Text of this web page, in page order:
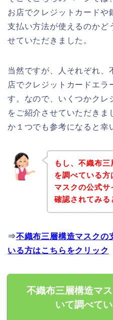
お店でクレジットカードや
支払い方法が使えるのかど
せていただきました。
当然ですが、人それぞれ、
店でクレジットカードエラ
す。なので、いくつかクレ
をご紹介させていただきま
か１つでも参考になると幸
もし、不織布
を調べている
マスクの公式
確認されてみる
⇒不織布三層構造マスクの
いる方はこちらをクリック
不織布三層構造マ
いて調べて